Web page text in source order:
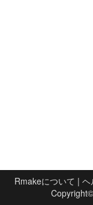
Rmakeについて | ヘ
Copyright©